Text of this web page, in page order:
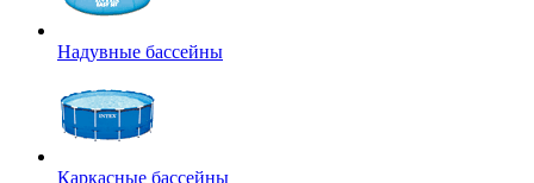
Надувные бассейны
Каркасные бассейны